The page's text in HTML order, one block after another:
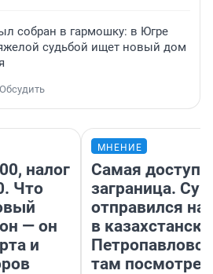
собран в гармошку: в Югре
судьбой ищет новый дом
Обсудить
налог
Что
— он
и
МНЕНИЕ
Самая
заграница.
отправился
в
там